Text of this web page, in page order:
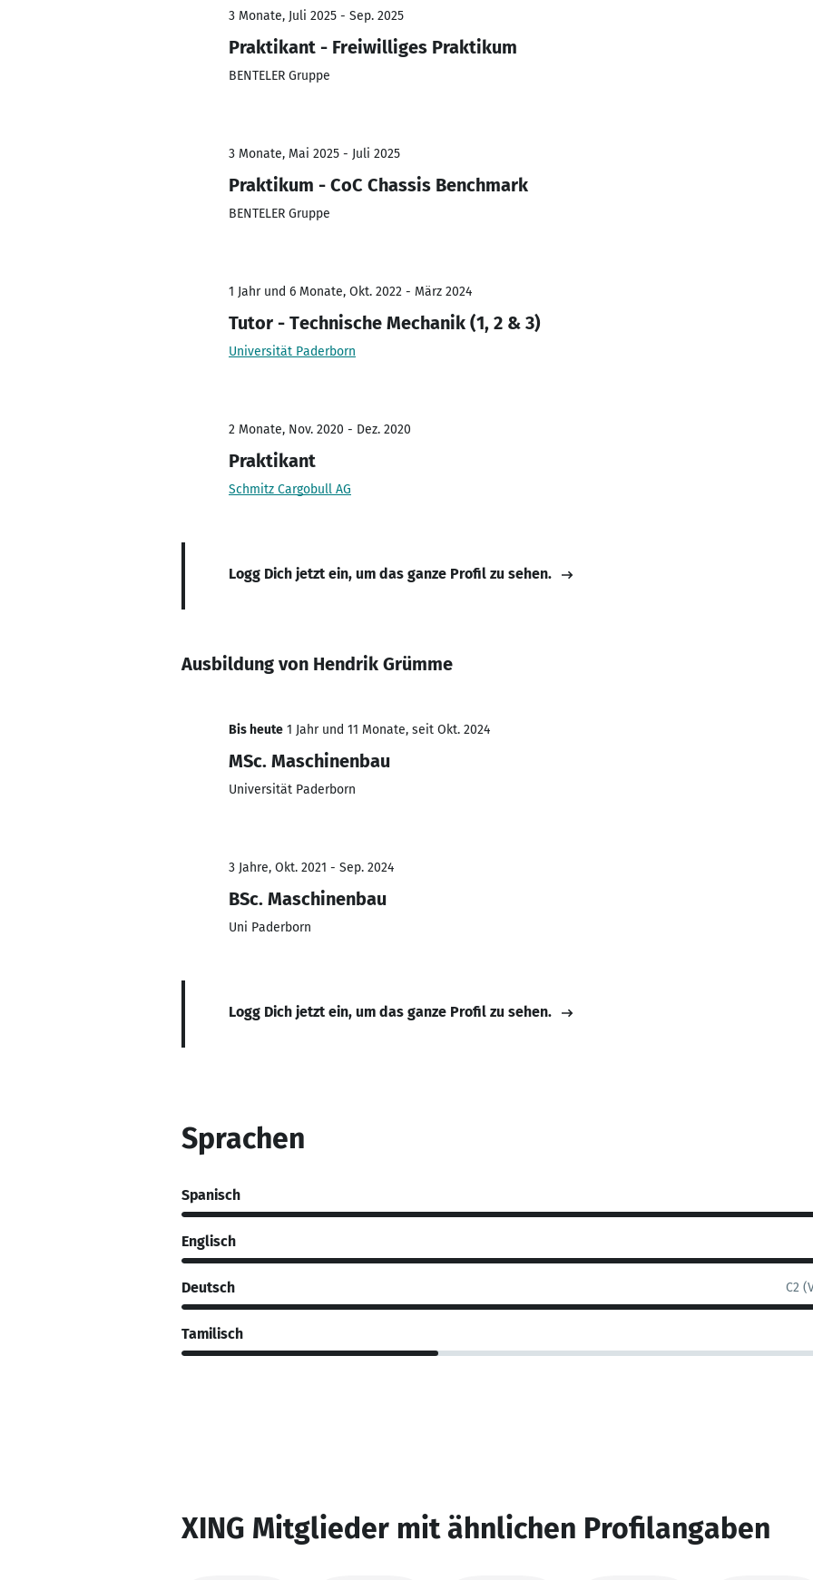
3 Monate, Juli 2025 - Sep. 2025
Praktikant - Freiwilliges Praktikum
BENTELER Gruppe
3 Monate, Mai 2025 - Juli 2025
Praktikum - CoC Chassis Benchmark
BENTELER Gruppe
1 Jahr und 6 Monate, Okt. 2022 - März 2024
Tutor - Technische Mechanik (1, 2 & 3)
Universität Paderborn
2 Monate, Nov. 2020 - Dez. 2020
Praktikant
Schmitz Cargobull AG
Logg Dich jetzt ein, um das ganze Profil zu sehen.
Ausbildung von Hendrik Grümme
Bis heute 1 Jahr und 11 Monate, seit Okt. 2024
MSc. Maschinenbau
Universität Paderborn
3 Jahre, Okt. 2021 - Sep. 2024
BSc. Maschinenbau
Uni Paderborn
Logg Dich jetzt ein, um das ganze Profil zu sehen.
Sprachen
Spanisch
Englisch
Deutsch C2
Tamilisch
XING Mitglieder mit ähnlichen Profilangaben